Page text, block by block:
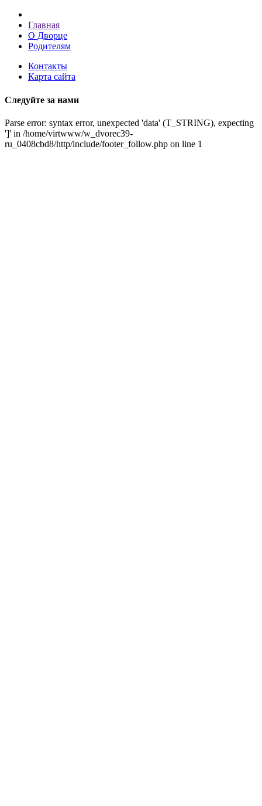
Главная
О Дворце
Родителям
Контакты
Карта сайта
Следуйте за нами
Parse error: syntax error, unexpected 'data' (T_STRING), expecting
']' in /home/virtwww/w_dvorec39-
ru_0408cbd8/http/include/footer_follow.php on line 1